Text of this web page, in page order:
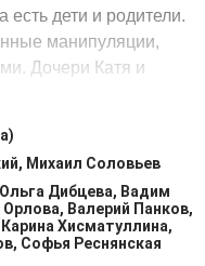
есть дети и родители.
манипуляции,
Дочери Катя и
сын Миша –
Он не способен
за ним,
не испортил ничего в
сложностей,
Михаил Соловьев
Дибцева, Вадим
Валерий Панков,
Хисматуллина,
Софья Реснянская